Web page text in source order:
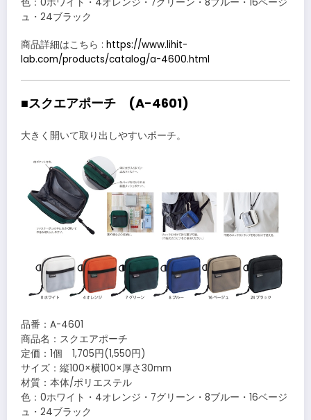
ュ・24ブラック
商品詳細はこちら : https://www.lihit-
lab.com/products/catalog/a-4600.html
■スクエアポーチ (A-4601)
大きく開いて取り出しやすいポーチ。
品番：A-4601
商品名：スクエアポーチ
定価：1個 1,705円(1,550円)
サイズ：縦100×横100×厚さ30mm
材質：本体/ポリエステル
色：0ホワイト・4オレンジ・7グリーン・8ブルー・16ベージ
ュ・24ブラック